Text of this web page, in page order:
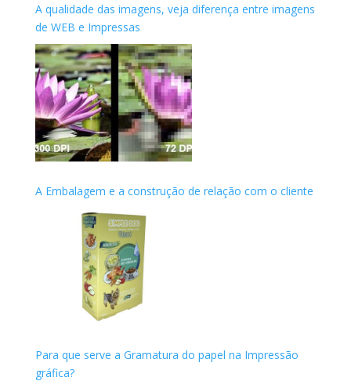
A qualidade das imagens, veja diferença entre imagens
de WEB e Impressas
A Embalagem e a construção de relação com o cliente
Para que serve a Gramatura do papel na Impressão
gráfica?